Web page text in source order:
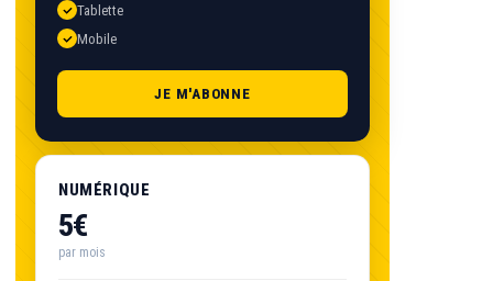
Tablette
Mobile
JE M'ABONNE
NUMÉRIQUE
5€
par mois